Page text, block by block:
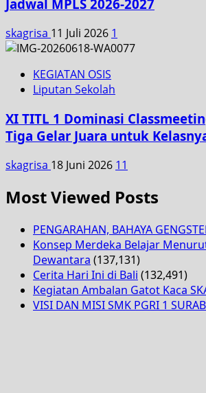
Jadwal MPLS 2026-2027
skagrisa 11 Juli 2026 1
KEGIATAN OSIS
Liputan Sekolah
XI TITL 1 Dominasi
Tiga Gelar Juara untuk
skagrisa 18 Juni 2026 11
Most Viewed Posts
PENGARAHAN, BAHAYA
Konsep Merdeka Belajar
Dewantara (137,131)
Cerita Hari Ini di Bali (132,491)
Kegiatan Ambalan Gatot Kaca
VISI DAN MISI SMK PGRI 1